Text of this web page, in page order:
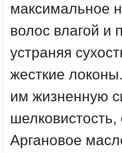
максимальное
волос влагой и
устраняя
жесткие
им жизненную
шелковистость,
Аргановое